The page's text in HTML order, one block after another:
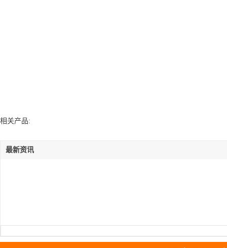
相关产品:
最新资讯